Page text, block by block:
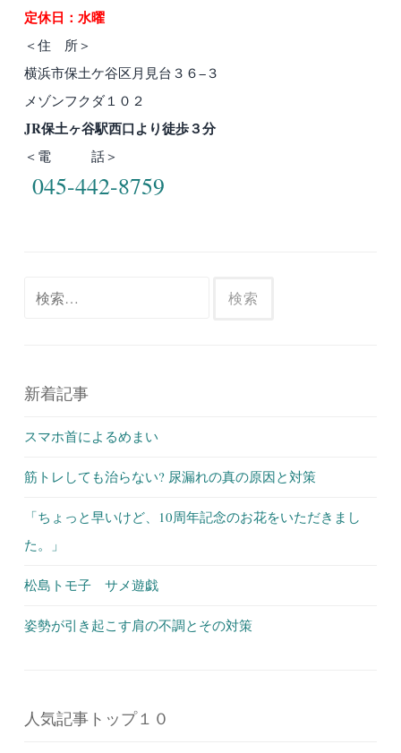
定休日：水曜
＜住 所＞
横浜市保土ケ谷区月見台３６−３
メゾンフクダ１０２
JR保土ヶ谷駅西口より徒歩３分
＜電 話＞
045-442-8759
新着記事
スマホ首によるめまい
筋トレしても治らない? 尿漏れの真の原因と対策
「ちょっと早いけど、10周年記念のお花をいただきまし
た。」
松島トモ子 サメ遊戯
姿勢が引き起こす肩の不調とその対策
人気記事トップ１０